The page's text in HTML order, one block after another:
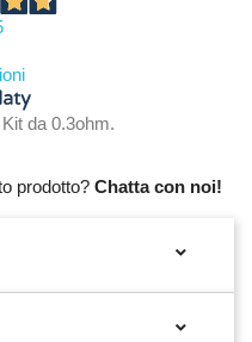
da 0.3ohm.
prodotto? Chatta con noi!

